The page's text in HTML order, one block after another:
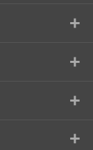
+
+
+
+